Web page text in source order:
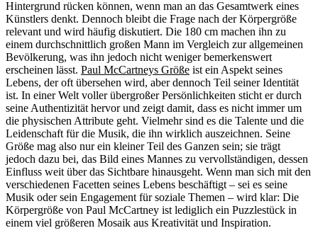
Hintergrund rücken können, wenn man an das Gesamtwerk eines
Künstlers denkt. Dennoch bleibt die Frage nach der Körpergröße
relevant und wird häufig diskutiert. Die 180 cm machen ihn zu
einem durchschnittlich großen Mann im Vergleich zur allgemeinen
Bevölkerung, was ihn jedoch nicht weniger bemerkenswert
erscheinen lässt. Paul McCartneys Größe ist ein Aspekt seines
Lebens, der oft übersehen wird, aber dennoch Teil seiner Identität
ist. In einer Welt voller übergroßer Persönlichkeiten sticht er durch
seine Authentizität hervor und zeigt damit, dass es nicht immer um
die physischen Attribute geht. Vielmehr sind es die Talente und die
Leidenschaft für die Musik, die ihn wirklich auszeichnen. Seine
Größe mag also nur ein kleiner Teil des Ganzen sein; sie trägt
jedoch dazu bei, das Bild eines Mannes zu vervollständigen, dessen
Einfluss weit über das Sichtbare hinausgeht. Wenn man sich mit den
verschiedenen Facetten seines Lebens beschäftigt – sei es seine
Musik oder sein Engagement für soziale Themen – wird klar: Die
Körpergröße von Paul McCartney ist lediglich ein Puzzlestück in
einem viel größeren Mosaik aus Kreativität und Inspiration.